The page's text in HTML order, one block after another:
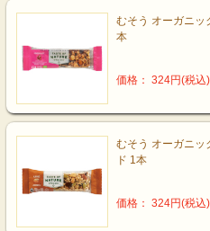
むそう オーガニッ
本
価格： 324円(税込)
むそう オーガニッ
ド 1本
価格： 324円(税込)